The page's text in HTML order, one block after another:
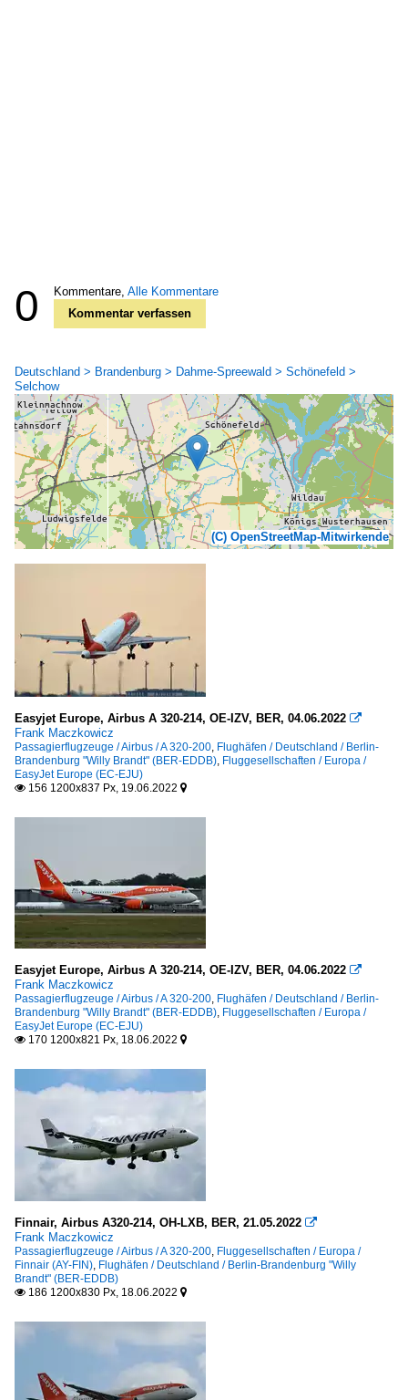
0 Kommentare, Alle Kommentare
Kommentar verfassen
Deutschland > Brandenburg > Dahme-Spreewald > Schönefeld >
Selchow
(C) OpenStreetMap-Mitwirkende
Easyjet Europe, Airbus A 320-214, OE-IZV, BER, 04.06.2022 
Frank Maczkowicz
Passagierflugzeuge / Airbus / A 320-200, Flughäfen / Deutschland / Berlin-
Brandenburg "Willy Brandt" (BER-EDDB), Fluggesellschaften / Europa /
EasyJet Europe (EC-EJU)
 156 1200x837 Px, 19.06.2022 
Easyjet Europe, Airbus A 320-214, OE-IZV, BER, 04.06.2022 
Frank Maczkowicz
Passagierflugzeuge / Airbus / A 320-200, Flughäfen / Deutschland / Berlin-
Brandenburg "Willy Brandt" (BER-EDDB), Fluggesellschaften / Europa /
EasyJet Europe (EC-EJU)
 170 1200x821 Px, 18.06.2022 
Finnair, Airbus A320-214, OH-LXB, BER, 21.05.2022 
Frank Maczkowicz
Passagierflugzeuge / Airbus / A 320-200, Fluggesellschaften / Europa /
Finnair (AY-FIN), Flughäfen / Deutschland / Berlin-Brandenburg "Willy
Brandt" (BER-EDDB)
 186 1200x830 Px, 18.06.2022 